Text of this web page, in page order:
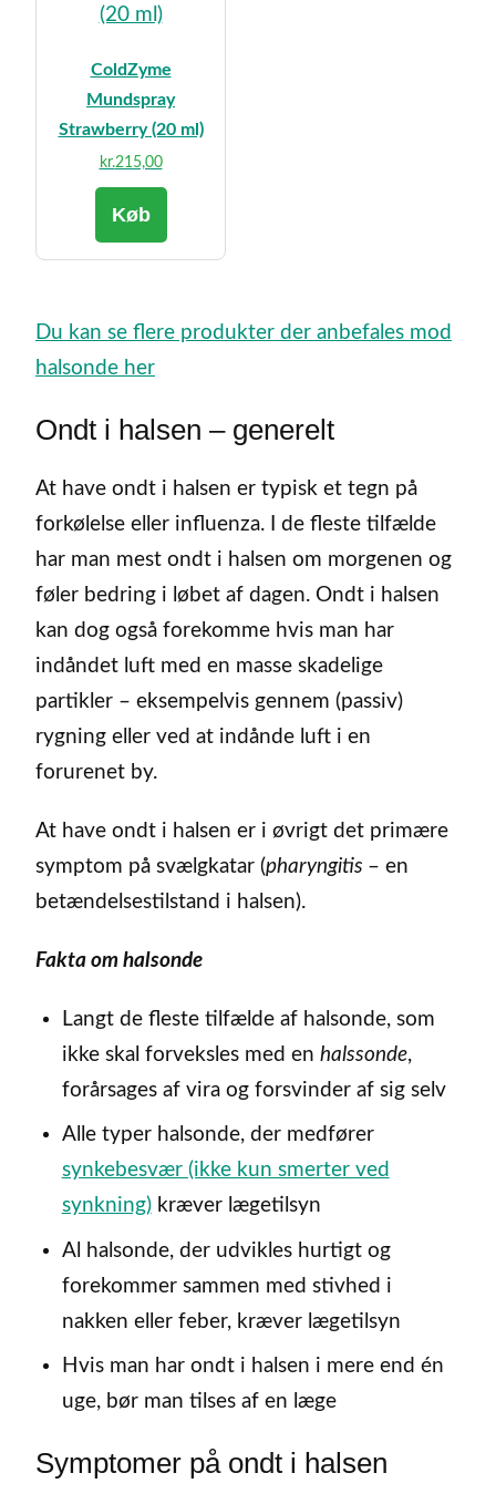
ColdZyme
Mundspray
Strawberry (20 ml)
kr.215,00
Køb
Du kan se flere produkter der anbefales mod
halsonde her
Ondt i halsen – generelt
At have ondt i halsen er typisk et tegn på
forkølelse eller influenza. I de fleste tilfælde
har man mest ondt i halsen om morgenen og
føler bedring i løbet af dagen. Ondt i halsen
kan dog også forekomme hvis man har
indåndet luft med en masse skadelige
partikler – eksempelvis gennem (passiv)
rygning eller ved at indånde luft i en
forurenet by.
At have ondt i halsen er i øvrigt det primære
symptom på svælgkatar (pharyngitis – en
betændelsestilstand i halsen).
Fakta om halsonde
Langt de fleste tilfælde af halsonde, som
ikke skal forveksles med en halssonde,
forårsages af vira og forsvinder af sig selv
Alle typer halsonde, der medfører
synkebesvær (ikke kun smerter ved
synkning)kræver lægetilsyn
Al halsonde, der udvikles hurtigt og
forekommer sammen med stivhed i
nakken eller feber, kræver lægetilsyn
Hvis man har ondt i halsen i mere end én
uge, bør man tilses af en læge
Symptomer på ondt i halsen